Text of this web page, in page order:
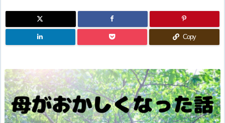
Copy